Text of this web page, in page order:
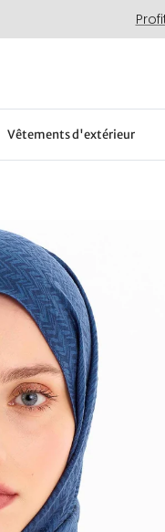
Vêtements d'extérieur